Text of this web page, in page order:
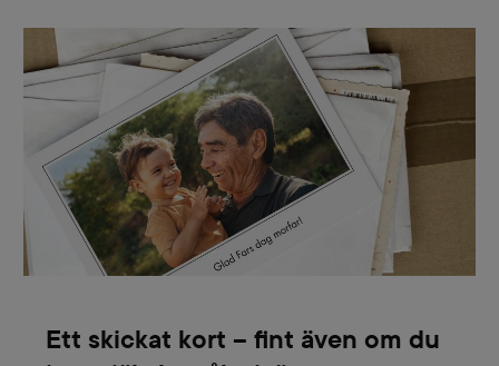
Ett skickat kort – fint även om du